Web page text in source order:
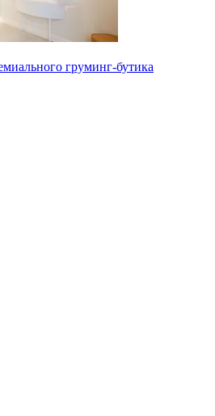
груминг-бутика